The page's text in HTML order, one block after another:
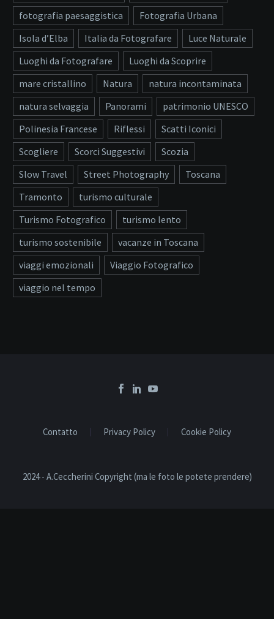
fotografia paesaggistica
Fotografia Urbana
Isola d’Elba
Italia da Fotografare
Luce Naturale
Luoghi da Fotografare
Luoghi da Scoprire
mare cristallino
Natura
natura incontaminata
natura selvaggia
Panorami
patrimonio UNESCO
Polinesia Francese
Riflessi
Scatti Iconici
Scogliere
Scorci Suggestivi
Scozia
Slow Travel
Street Photography
Toscana
Tramonto
turismo culturale
Turismo Fotografico
turismo lento
turismo sostenibile
vacanze in Toscana
viaggi emozionali
Viaggio Fotografico
viaggio nel tempo
Contatto Privacy Policy Cookie Policy
2024 - A.Ceccherini Copyright (ma le foto le potete prendere)